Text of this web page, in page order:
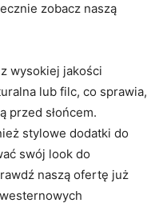
zobacz naszą
wysokiej jakości
lub filc, co sprawia,
przed słońcem.
stylowe dodatki do
swój look do
naszą ofertę już